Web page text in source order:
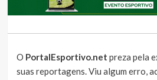
O PortalEsportivo.net preza pela
suas reportagens. Viu algum erro,